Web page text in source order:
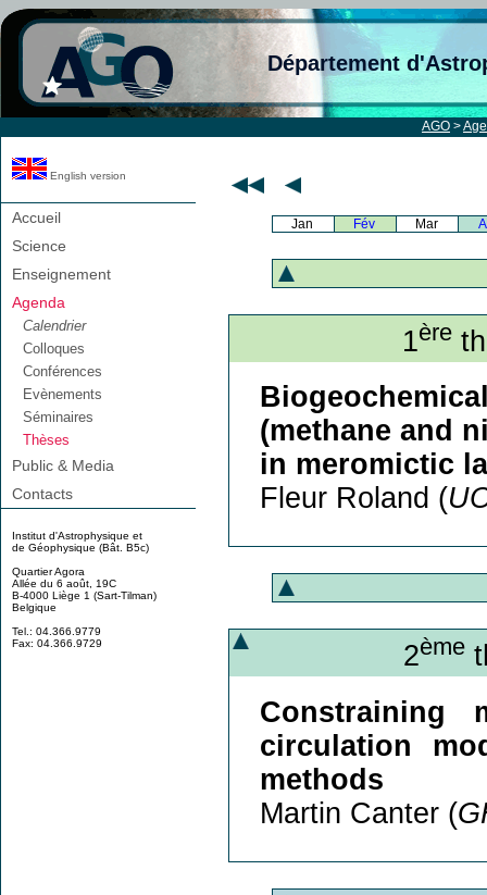
Département
AGO >
English version
Accueil
Science
Enseignement
Agenda
Calendrier
Colloques
Conférences
Evènements
Séminaires
Thèses
Public & Media
Contacts
Institut d'Astrophysique et
de Géophysique (Bât. B5c)
Quartier Agora
Allée du 6 août, 19C
B-4000 Liège 1 (Sart-Tilman)
Belgique
Tel.: 04.366.9779
Fax: 04.366.9729
Jan Fév Mar
1ère
(methane and
in meromictic
Fleur Roland (
2ème
Constraining
circulation
methods
Martin Canter (